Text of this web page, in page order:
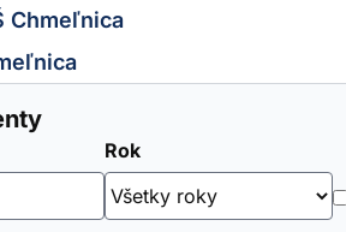
Chmeľnica
Rok